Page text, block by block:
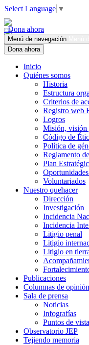
Select Language ▼
Dona ahora
Menú de navegación
Dona ahora
Inicio
Quiénes somos
Historia
Estructura
Criterios de
Registro web
Logros
Misión, visión
Código de
Política de
Reglamento
Plan
Voluntariados
Nuestro quehacer
Dirección
Investigación
Incidencia
Incidencia
Litigio penal
Litigio
Litigio en
Publicaciones
Columnas de opinión
Sala de prensa
Noticias
Infografías
Puntos de vista
Observatorio JEP
Tejiendo memoria